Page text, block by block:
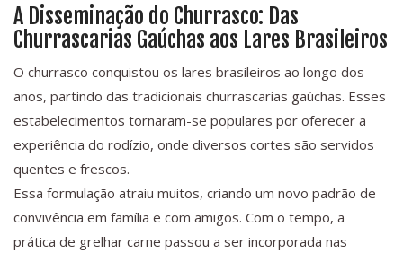
A Disseminação do Churrasco: Das
Churrascarias Gaúchas aos Lares Brasileiros
O churrasco conquistou os lares brasileiros ao longo dos
anos, partindo das tradicionais churrascarias gaúchas. Esses
estabelecimentos tornaram-se populares por oferecer a
experiência do rodízio, onde diversos cortes são servidos
quentes e frescos.
Essa formulação atraiu muitos, criando um novo padrão de
convivência em família e com amigos. Com o tempo, a
prática de grelhar carne passou a ser incorporada nas